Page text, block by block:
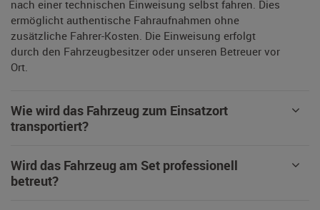
nach einer technischen Einweisung selbst fahren. Dies
ermöglicht authentische Fahraufnahmen ohne
zusätzliche Fahrer-Kosten. Die Einweisung erfolgt
durch den Fahrzeugbesitzer oder unseren Betreuer vor
Ort.
Wie wird das Fahrzeug zum Einsatzort
transportiert?
Wird das Fahrzeug am Set professionell
betreut?